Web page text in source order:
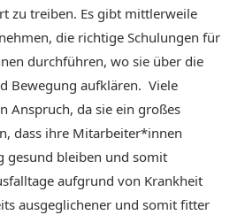
zu treiben. Es gibt mittlerweile
die richtige Schulungen für
durchführen, wo sie über die
Bewegung aufklären. Viele
Anspruch, da sie ein großes
dass ihre Mitarbeiter*innen
gesund bleiben und somit
aufgrund von Krankheit
ausgeglichener und somit fitter